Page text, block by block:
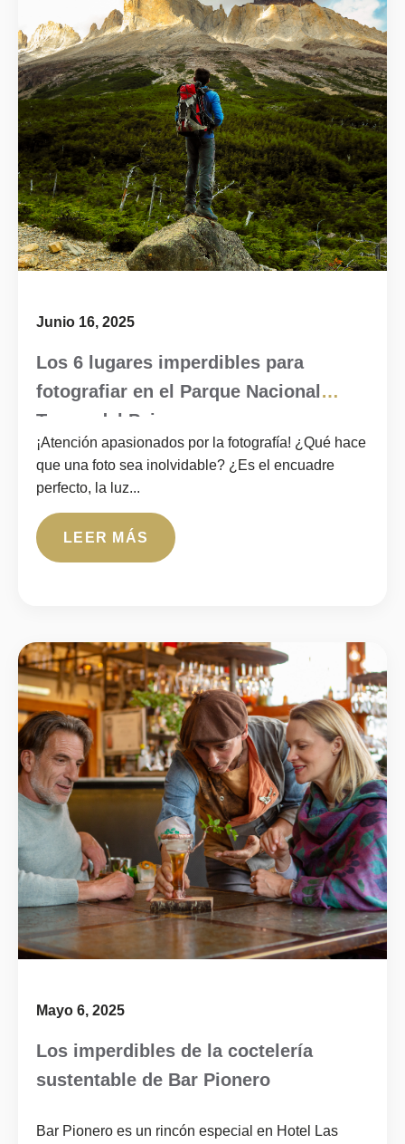
Junio 16, 2025
Los 6 lugares imperdibles para
fotografiar en el Parque Nacional
Torres del Paine
¡Atención apasionados por la fotografía! ¿Qué hace
que una foto sea inolvidable? ¿Es el encuadre
perfecto, la luz...
LEER MÁS
Mayo 6, 2025
Los imperdibles de la coctelería
sustentable de Bar Pionero
Bar Pionero es un rincón especial en Hotel Las